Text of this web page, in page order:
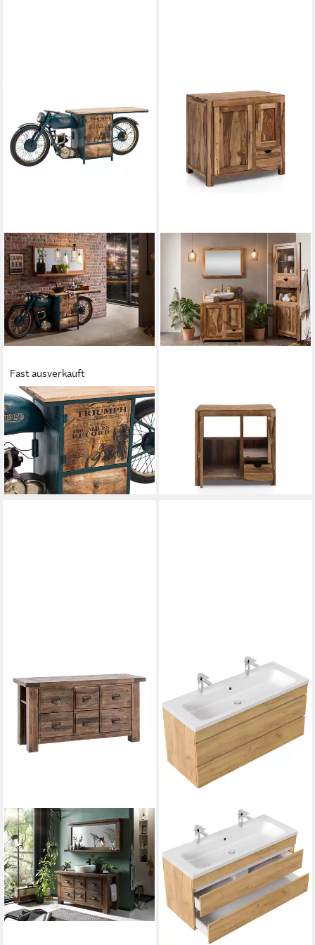
Fast ausverkauft
MASSIVUM
Waschtisch Triumph (1-St)
949,00 €
lieferbar - in 3-4 Werktagen bei dir
Waschtisch Laros 80cm
Akazie Badezimmer Schrank
399,00 €
lieferbar - in 3-4 Werktagen bei dir